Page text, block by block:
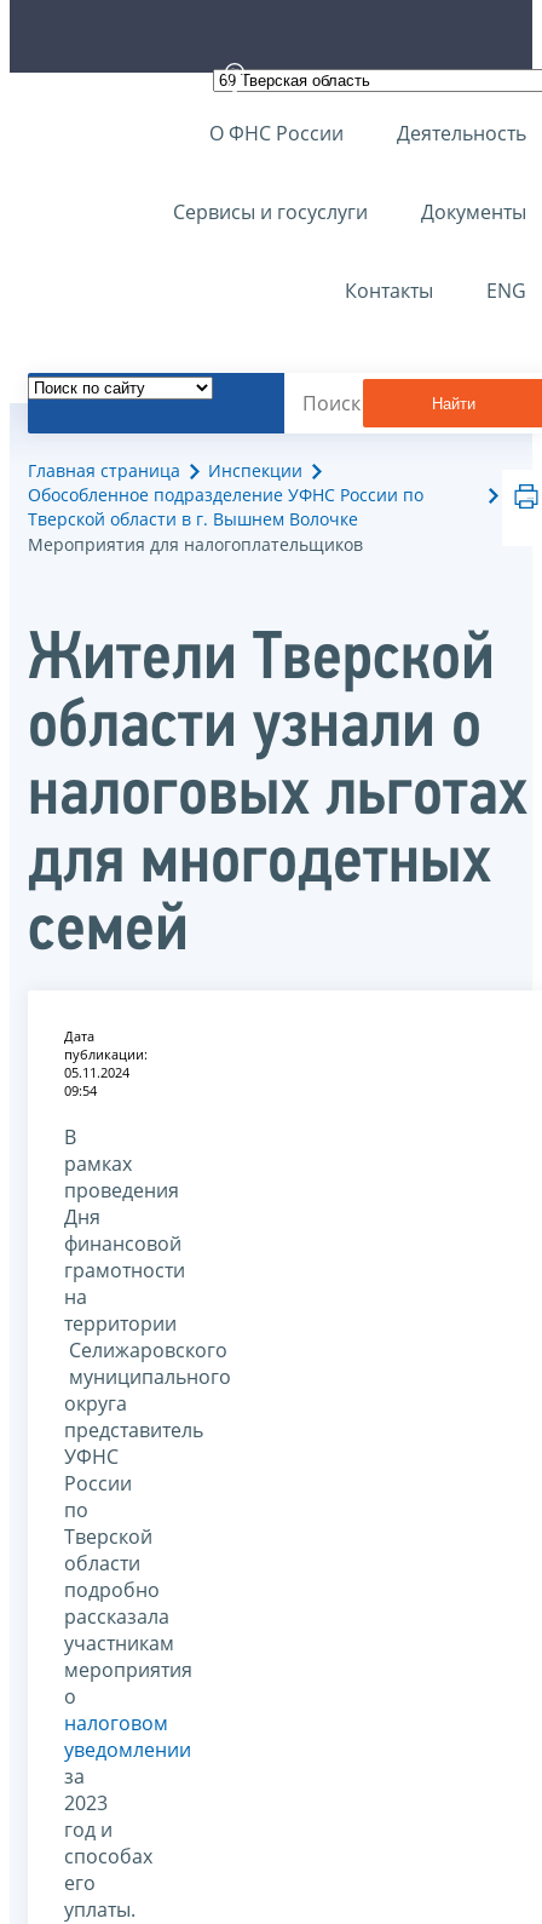
О ФНС России Деятельность
Сервисы и госуслуги Документы
Контакты ENG
Найти
Главная страница
Инспекции
Обособленное подразделение УФНС России по
Тверской области в г. Вышнем Волочке
Мероприятия для налогоплательщиков
Жители Тверской
области узнали о
налоговых льготах
для многодетных
семей
Дата
публикации:
05.11.2024
09:54
В
рамках
проведения
Дня
финансовой
грамотности
на
территории
Селижаровского
муниципального
округа
представитель
УФНС
России
по
Тверской
области
подробно
рассказала
участникам
мероприятия
о
налоговом
уведомлении
за
2023
год и
способах
его
уплаты.